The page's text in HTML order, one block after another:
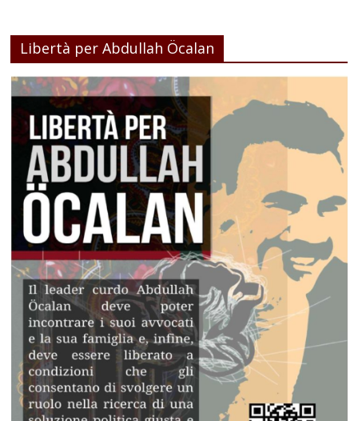
Libertà per Abdullah Öcalan